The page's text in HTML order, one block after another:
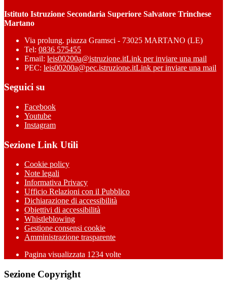
Istituto Istruzione Secondaria Superiore Salvatore Trinchese
Martano
Via prolung. piazza Gramsci - 73025 MARTANO (LE)
Tel: 0836 575455
Email: leis00200a@istruzione.itLink per inviare una mail
PEC: leis00200a@pec.istruzione.itLink per inviare una mail
Seguici su
Facebook
Youtube
Instagram
Sezione Link Utili
Cookie policy
Note legali
Informativa Privacy
Ufficio Relazioni con il Pubblico
Dichiarazione di accessibilità
Obiettivi di accessibilità
Whistleblowing
Gestione consensi cookie
Amministrazione trasparente
Pagina visualizzata 1234 volte
Sezione Copyright